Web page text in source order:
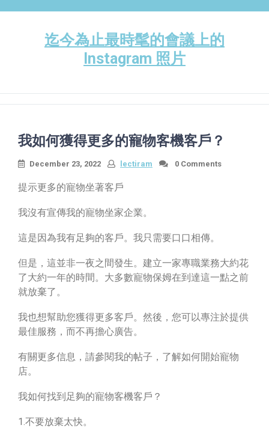
迄今為止最時髦的會議上的
Instagram 照片
我如何獲得更多的寵物客機客戶？
December 23, 2022 lectiram 0 Comments
提示更多的寵物坐著客戶
我沒有宣傳我的寵物坐家企業。
這是因為我有足夠的客戶。我只需要口口相傳。
但是，這並非一夜之間發生。建立一家專職業務大約花
了大約一年的時間。大多數寵物保姆在到達這一點之前
就放棄了。
我也想幫助您獲得更多客戶。然後，您可以專注於提供
最佳服務，而不再擔心廣告。
有關更多信息，請參閱我的帖子，了解如何開始寵物
店。
我如何找到足夠的寵物客機客戶？
1.不要放棄太快。